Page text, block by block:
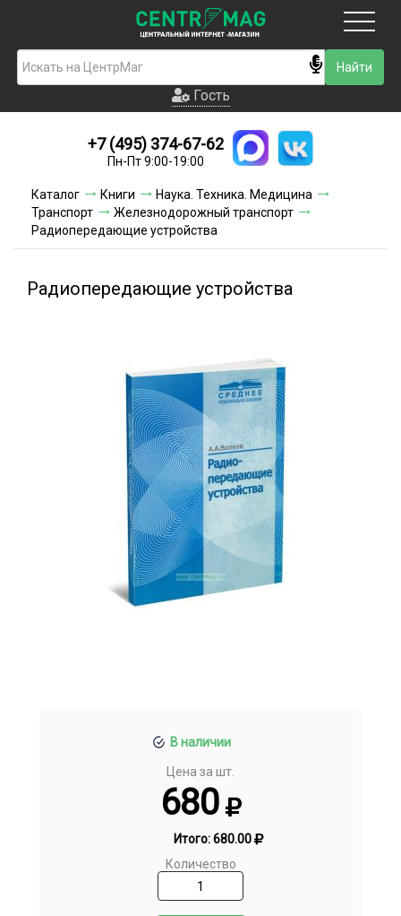
Гость
Новинки
Условия доставки
Условия оплаты
Гость
+7 (495) 374-67-62
Пн-Пт 9:00-19:00
Каталог Книги
Наука. Техника. Медицина
Транспорт
Железнодорожный транспорт
Радиопередающие устройства
Радиопередающие устройства
В наличии
Цена за шт.
680
Итого:680.00
Количество